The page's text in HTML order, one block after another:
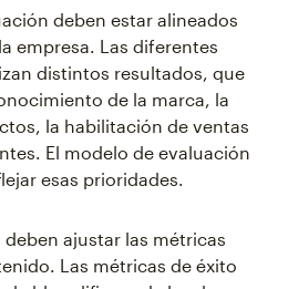
deben estar alineados
empresa. Las diferentes
distintos resultados, que
de la marca, la
la habilitación de ventas
El modelo de evaluación
esas prioridades.
ajustar las métricas
Las métricas de éxito